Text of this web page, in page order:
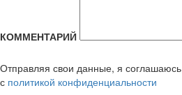
КОММЕНТАРИЙ
Отправляя свои данные, я соглашаюсь
с политикой конфиденциальности